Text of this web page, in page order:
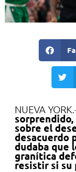
NUEVA
sobre el
desacuerdo
dudaba que
granítica
resistir si su